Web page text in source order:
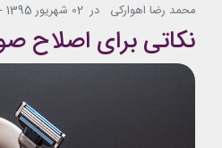
محمد رضا اهوارکی در 02 شهریور 1395 - 10:37
نکاتی برای اصلاح